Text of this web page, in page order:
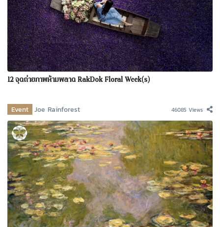
12 จุดถ่ายภาพห้ามพลาด RakDok Floral Week(s)
Event Joe Rainforest 46085 Views